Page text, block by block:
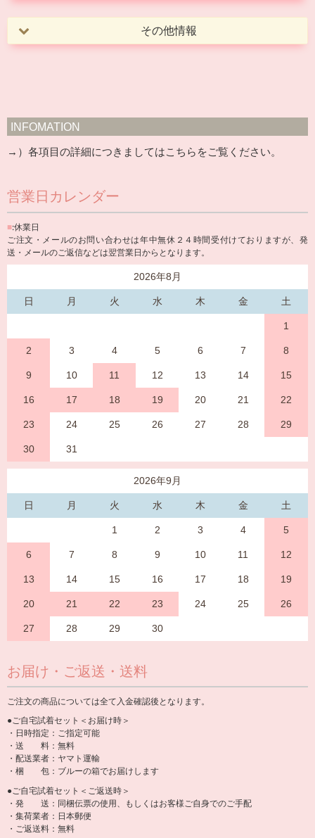
その他情報
INFOMATION
→）各項目の詳細につきましてはこちらをご覧ください。
営業日カレンダー
■:休業日
ご注文・メールのお問い合わせは年中無休２４時間受付けておりますが、発
送・メールのご返信などは翌営業日からとなります。
2026年8月
日 月 火 水 木 金 土
1
2 3 4 5 6 7 8
9 10 11 12 13 14 15
16 17 18 19 20 21 22
23 24 25 26 27 28 29
30 31
2026年9月
日 月 火 水 木 金 土
1 2 3 4 5
6 7 8 9 10 11 12
13 14 15 16 17 18 19
20 21 22 23 24 25 26
27 28 29 30
お届け・ご返送・送料
ご注文の商品については全て入金確認後となります。
●ご自宅試着セット＜お届け時＞
・日時指定：ご指定可能
・送 料：無料
・配送業者：ヤマト運輸
・梱 包：ブルーの箱でお届けします
●ご自宅試着セット＜ご返送時＞
・発 送：同梱伝票の使用、もしくはお客様ご自身でのご手配
・集荷業者：日本郵便
・ご返送料：無料